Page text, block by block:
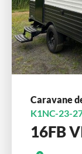
Caravane
K1NC-23-
16FB